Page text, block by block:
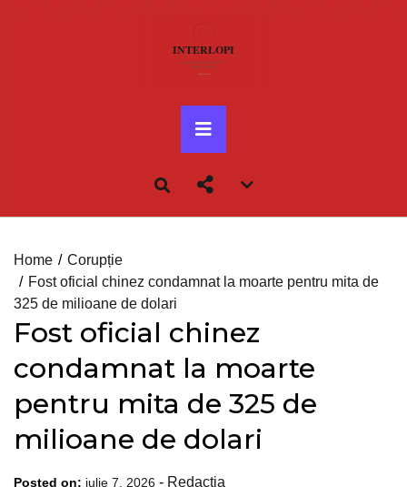
Primary
Menu
menu
Home
Corupție
Fost oficial chinez condamnat la moarte pentru mita de
325 de milioane de dolari
Fost oficial chinez
condamnat la moarte
pentru mita de 325 de
milioane de dolari
Posted on: iulie 7, 2026 - Redactia